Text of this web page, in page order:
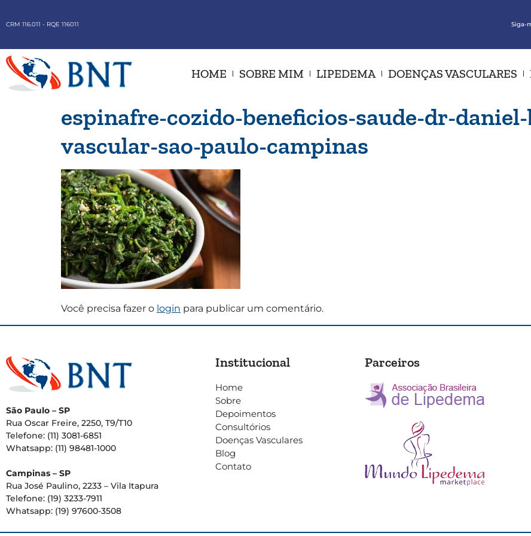
CRM 116.011 - RQE 116011 Siga-
HOME SOBRE MIM LIPEDEMA DOENÇAS VASCULARES
espinafre-cozido-beneficios-saude-dr-
vascular-sao-paulo-campinas
Você precisa fazer o login para publicar um comentário.
São Paulo – SP
Rua Oscar Freire, 2250, T9/T10
Telefone: (11) 3081-6851
Whatsapp: (11) 98481-1000
Campinas – SP
Rua José Paulino, 2233 – Vila Itapura
Telefone: (19) 3233-7911
Whatsapp: (19) 97600-3508
Institucional
Home
Sobre
Depoimentos
Consultórios
Doenças Vasculares
Blog
Contato
Parceiros